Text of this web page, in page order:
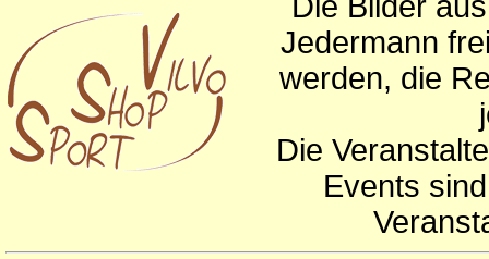
Jedermann
werden, die
Die
Events